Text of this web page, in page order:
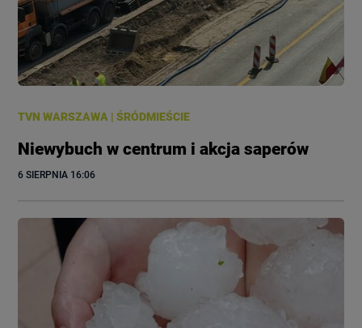
TVN WARSZAWA |ŚRÓDMIEŚCIE
Niewybuch w centrum i akcja saperów
6 SIERPNIA 16:06